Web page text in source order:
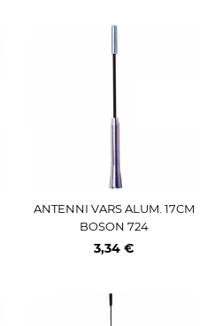
ANTENNI VARS ALUM. 17CM
BOSON 724
3,34 €